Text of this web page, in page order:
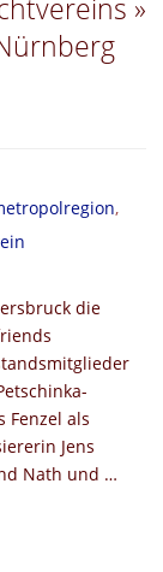
»
,
die
Fenzel als
Jens
Nath und …